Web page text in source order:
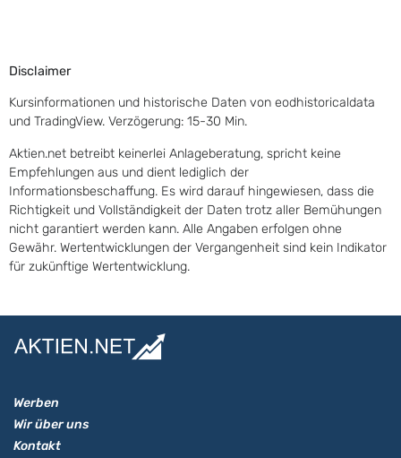
Disclaimer
Kursinformationen und historische Daten von eodhistoricaldata
und TradingView. Verzögerung: 15-30 Min.
Aktien.net betreibt keinerlei Anlageberatung, spricht keine
Empfehlungen aus und dient lediglich der
Informationsbeschaffung. Es wird darauf hingewiesen, dass die
Richtigkeit und Vollständigkeit der Daten trotz aller Bemühungen
nicht garantiert werden kann. Alle Angaben erfolgen ohne
Gewähr. Wertentwicklungen der Vergangenheit sind kein Indikator
für zukünftige Wertentwicklung.
Werben
Wir über uns
Kontakt